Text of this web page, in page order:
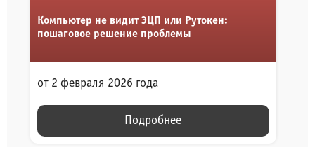
Компьютер не видит ЭЦП или Рутокен:
пошаговое решение проблемы
от 2 февраля 2026 года
Подробнее